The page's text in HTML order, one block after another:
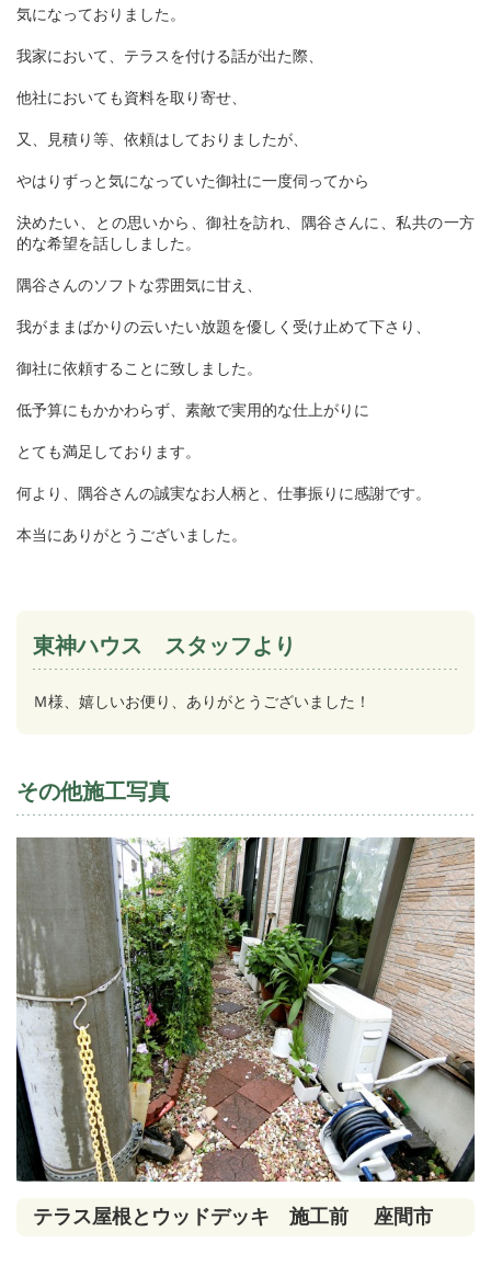
気になっておりました。
我家において、テラスを付ける話が出た際、
他社においても資料を取り寄せ、
又、見積り等、依頼はしておりましたが、
やはりずっと気になっていた御社に一度伺ってから
決めたい、との思いから、御社を訪れ、隅谷さんに、私共の一方
的な希望を話ししました。
隅谷さんのソフトな雰囲気に甘え、
我がままばかりの云いたい放題を優しく受け止めて下さり、
御社に依頼することに致しました。
低予算にもかかわらず、素敵で実用的な仕上がりに
とても満足しております。
何より、隅谷さんの誠実なお人柄と、仕事振りに感謝です。
本当にありがとうございました。
東神ハウス スタッフより
Ｍ様、嬉しいお便り、ありがとうございました！
その他施工写真
テラス屋根とウッドデッキ 施工前 座間市